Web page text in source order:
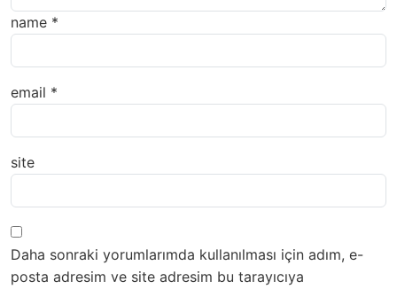
name *
email *
site
Daha sonraki yorumlarımda kullanılması için adım, e-
posta adresim ve site adresim bu tarayıcıya